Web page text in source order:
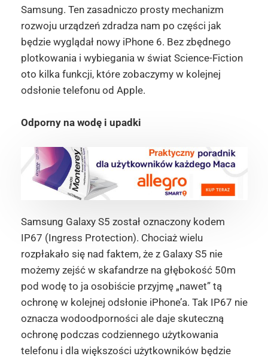
Samsung. Ten zasadniczo prosty mechanizm
rozwoju urządzeń zdradza nam po części jak
będzie wyglądał nowy iPhone 6. Bez zbędnego
plotkowania i wybiegania w świat Science-Fiction
oto kilka funkcji, które zobaczymy w kolejnej
odsłonie telefonu od Apple.
Odporny na wodę i upadki
Samsung Galaxy S5 został oznaczony kodem
IP67 (Ingress Protection). Chociaż wielu
rozpłakało się nad faktem, że z Galaxy S5 nie
możemy zejść w skafandrze na głębokość 50m
pod wodę to ja osobiście przyjmę „nawet” tą
ochronę w kolejnej odsłonie iPhone’a. Tak IP67 nie
oznacza wodoodporności ale daje skuteczną
ochronę podczas codziennego użytkowania
telefonu i dla większości użytkowników będzie